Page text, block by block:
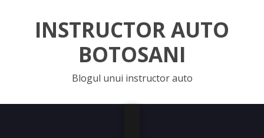
INSTRUCTOR AUTO
BOTOSANI
Blogul unui instructor auto